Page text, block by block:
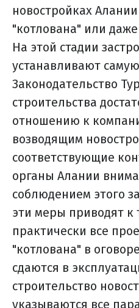
новостройках
"котлована" или
На этой стадии
устанавливают
Законодательство
строительства
отношению к
возводящим
соответствующие
органы Алании
соблюдением этого
эти меры приводят к
практически все
"котлована" в
сдаются в
строительство
указываются все